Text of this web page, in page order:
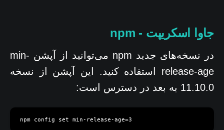
جاوا اسکریپت - npm
در نسخه‌های جدید npm می‌توانید از آپشن min-
release-age استفاده کنید. این آپشن از نسخه
11.10.0 به بعد در دسترس است:
npm config set min-release-age=3